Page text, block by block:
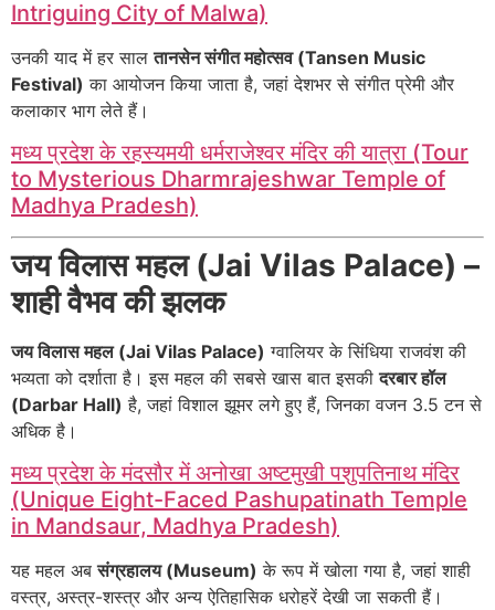
Intriguing City of Malwa)
उनकी याद में हर सालतानसेन संगीत महोत्सव (Tansen Music
Festival) का आयोजन किया जाता है, जहां देशभर से संगीत प्रेमी और
कलाकार भाग लेते हैं।
मध्य प्रदेश के रहस्यमयी धर्मराजेश्वर मंदिर की यात्रा (Tour
to Mysterious Dharmrajeshwar Temple of
Madhya Pradesh)
जय विलास महल (Jai Vilas Palace) –
शाही वैभव की झलक
जय विलास महल (Jai Vilas Palace) ग्वालियर के सिंधिया राजवंश की
भव्यता को दर्शाता है। इस महल की सबसे खास बात इसकीदरबार हॉल
(Darbar Hall) है, जहां विशाल झूमर लगे हुए हैं, जिनका वजन 3.5 टन से
अधिक है।
मध्य प्रदेश के मंदसौर में अनोखा अष्टमुखी पशुपतिनाथ मंदिर
(Unique Eight-Faced Pashupatinath Temple
in Mandsaur, Madhya Pradesh)
यह महल अबसंग्रहालय (Museum) के रूप में खोला गया है, जहां शाही
वस्त्र, अस्त्र-शस्त्र और अन्य ऐतिहासिक धरोहरें देखी जा सकती हैं।